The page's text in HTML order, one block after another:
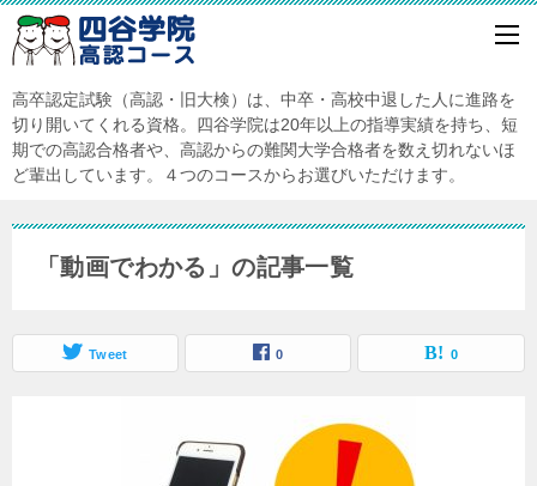
高卒認定試験（高認・旧大検）は、中卒・高校中退した人に進路を
切り開いてくれる資格。四谷学院は20年以上の指導実績を持ち、短
期での高認合格者や、高認からの難関大学合格者を数え切れないほ
ど輩出しています。４つのコースからお選びいただけます。
「動画でわかる」の記事一覧
Tweet 0 0